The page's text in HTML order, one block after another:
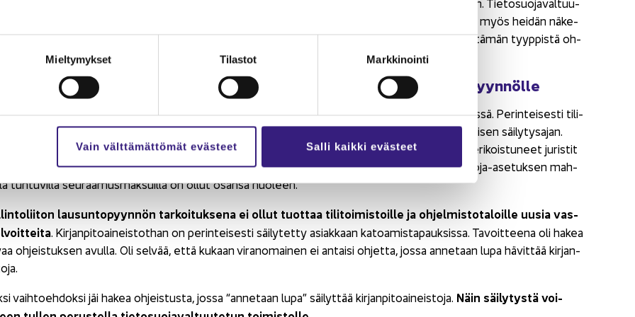
Mieltymykset Tilastot Markkinointi
Vain välttämättömät evästeet Salli kaikki evästeet
edus­ta­ja kuit­ta­si pu­he­lin­kes­kus­te­lus­sa Ti­li­sa­no­mis­sa an­ta­ma­ni oh­jeis­tuk­sen vas­taa­van myös hei­dän nä­ke­
kui­ten­kin kiel­täy­tyi an­ta­mas­ta lausun­toa kir­jal­li­ses­ti, koska heil­lä ei ole man­daat­tia antaa tämän tyyp­pis­tä oh­
Ta­lous­hal­lin­to­lii­ton kir­jan­pi­to­lau­ta­kun­nal­le esit­tä­mäl­le lausun­to­pyyn­nöl­le
puut­tues­sa oh­jel­mis­to­ta­lot ja ti­li­toi­mis­tot oli­vat han­ka­las­sa vä­li­kä­des­sä. Pe­rin­tei­ses­ti ti­li­
oh­jel­mis­to­ta­lot ovat säi­lyt­tä­neet ka­don­neen asiak­kaan kir­jan­pi­toai­neis­ton ai­na­kin la­ki­sää­tei­sen säi­ly­ty­sa­jan.
​asetuksen myötä eri­tyi­ses­ti oh­jel­mis­to­ta­lo­jen ja ti­li­toi­mis­to­jen tie­to­suo­ja­lain­sää­dän­töön eri­kois­tu­neet ju­ris­tit
ai­neis­ton säi­lyt­tä­mi­ses­tä tie­to­suo­ja­lain­sää­dän­nön nä­kö­kul­mas­ta. Var­mas­ti tietosuoja-​asetuksen mah­
tun­tu­vil­la seu­raa­mus­mak­suil­la on ollut osan­sa huo­leen.
lausun­to­pyyn­nön tar­koi­tuk­se­na ei ollut tuot­taa ti­li­toi­mis­toil­le ja oh­jel­mis­to­ta­loil­le uusia vas­
. Kir­jan­pi­toai­neis­tot­han on pe­rin­tei­ses­ti säi­ly­tet­ty asiak­kaan ka­toa­mis­ta­pauk­sis­sa. Ta­voit­tee­na oli hakea
oh­jeis­tuk­sen avul­la. Oli sel­vää, että ku­kaan vi­ran­omai­nen ei an­tai­si oh­jet­ta, jossa an­ne­taan lupa hä­vit­tää kir­jan­
vaih­toeh­dok­si jäi hakea oh­jeis­tus­ta, jossa “an­ne­taan lupa” säi­lyt­tää kir­jan­pi­toai­neis­to­ja. Näin säi­ly­tys­tä voi­